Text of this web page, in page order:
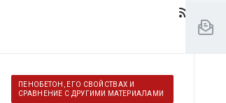
ПЕНОБЕТОН, ЕГО СВОЙСТВАХ И
СРАВНЕНИЕ С ДРУГИМИ МАТЕРИАЛАМИ